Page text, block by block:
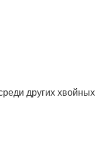
других хвойных